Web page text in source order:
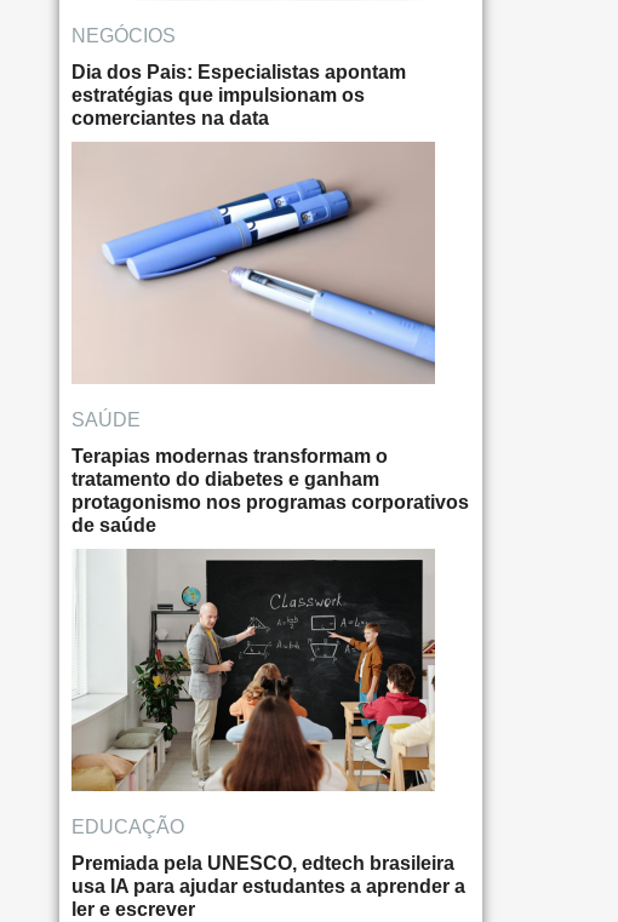
NEGÓCIOS
Dia dos Pais: Especialistas apontam
estratégias que impulsionam os
comerciantes na data
SAÚDE
Terapias modernas transformam o
tratamento do diabetes e ganham
protagonismo nos programas corporativos
de saúde
EDUCAÇÃO
Premiada pela UNESCO, edtech brasileira
usa IA para ajudar estudantes a aprender a
ler e escrever